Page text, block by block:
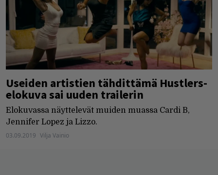
Useiden artistien tähdittämä Hustlers-
elokuva sai uuden trailerin
Elokuvassa näyttelevät muiden muassa Cardi B,
Jennifer Lopez ja Lizzo.
03.09.2019 Vilja Vainio